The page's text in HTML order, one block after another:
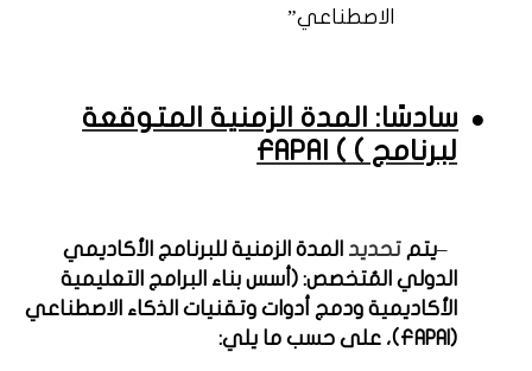
الاصطناعي”
● سادسًا: المدة الزمنية المتوقعة
لبرنامج ) FAPAI (
–يتم تحديد المدة الزمنية للبرنامج الأكاديمي
الدولي المُتخصص: (أسس بناء البرامج التعليمية
الأكاديمية ودمج أدوات وتقنيات الذكاء الاصطناعي
(
FAPAI)، على حسب ما يلي: